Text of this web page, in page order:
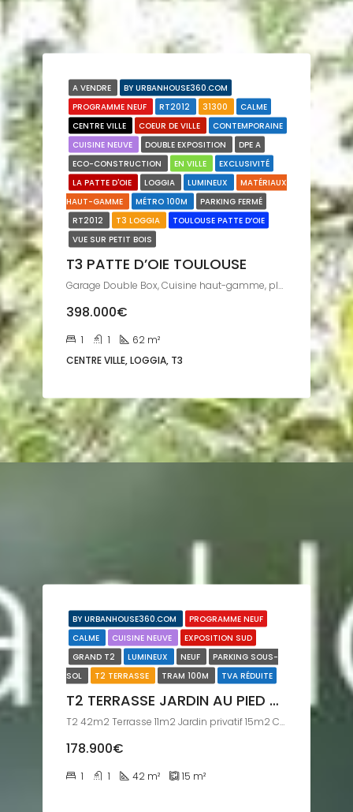
A VENDRE
BY URBANHOUSE360.COM
PROGRAMME NEUF
RT2012 31300
CALME
CENTRE VILLE
COEUR DE VILLE
CONTEMPORAINE
CUISINE NEUVE
DOUBLE EXPOSITION
DPE A
ECO-CONSTRUCTION
EN VILLE
EXCLUSIVITÉ
LA PATTE D'OIE
LOGGIA LUMINEUX
MATÉRIAUX
HAUT-GAMME
MÉTRO 100M
PARKING FERMÉ
RT2012
T3 LOGGIA
TOULOUSE PATTE D’OIE
VUE SUR PETIT BOIS
T3 PATTE D’OIE TOULOUSE
Garage Double Box, Cuisine haut-gamme, placards sur mesure
398.000€
1 1 62 m²
CENTRE VILLE, LOGGIA, T3
BY URBANHOUSE360.COM
PROGRAMME NEUF
CALME
CUISINE NEUVE
EXPOSITION SUD
GRAND T2
LUMINEUX NEUF
PARKING SOUS-
SOL
T2 TERRASSE TRAM 100M TVA RÉDUITE
T2 TERRASSE JARDIN AU PIED DU TRAM
T2 42m2 Terrasse 11m2 Jardin privatif 15m2 Cellier Parking TRAM
178.900€
1 1 42 m² 15 m²